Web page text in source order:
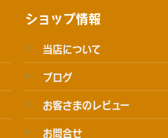
ショップ情報
当店について
ブログ
お客さまのレビュー
お問合せ